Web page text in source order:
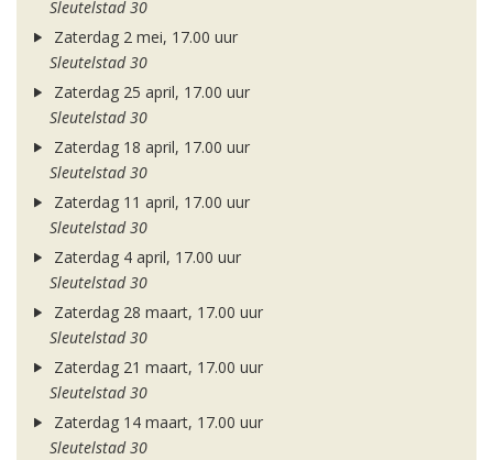
Sleutelstad 30
Zaterdag 2 mei, 17.00 uur
Sleutelstad 30
Zaterdag 25 april, 17.00 uur
Sleutelstad 30
Zaterdag 18 april, 17.00 uur
Sleutelstad 30
Zaterdag 11 april, 17.00 uur
Sleutelstad 30
Zaterdag 4 april, 17.00 uur
Sleutelstad 30
Zaterdag 28 maart, 17.00 uur
Sleutelstad 30
Zaterdag 21 maart, 17.00 uur
Sleutelstad 30
Zaterdag 14 maart, 17.00 uur
Sleutelstad 30